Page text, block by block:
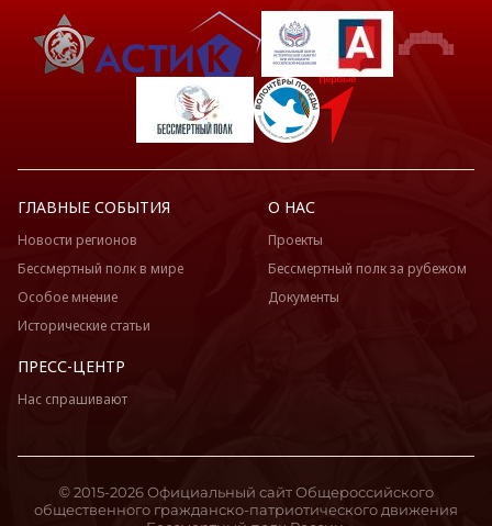
ГЛАВНЫЕ СОБЫТИЯ
Новости регионов
Бессмертный полк в мире
Особое мнение
Исторические статьи
О НАС
Проекты
Бессмертный полк за рубежом
Документы
ПРЕСС-ЦЕНТР
Нас спрашивают
© 2015-2026 Официальный сайт Общероссийского
общественного гражданско-патриотического движения